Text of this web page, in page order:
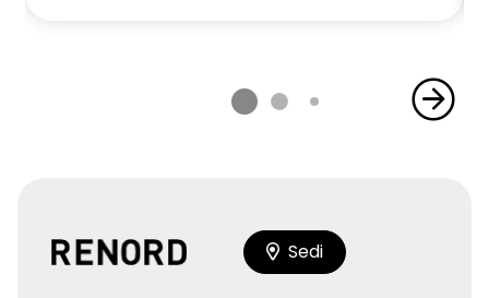
Sedi